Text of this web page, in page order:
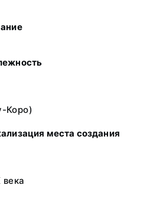
Коро)
места создания